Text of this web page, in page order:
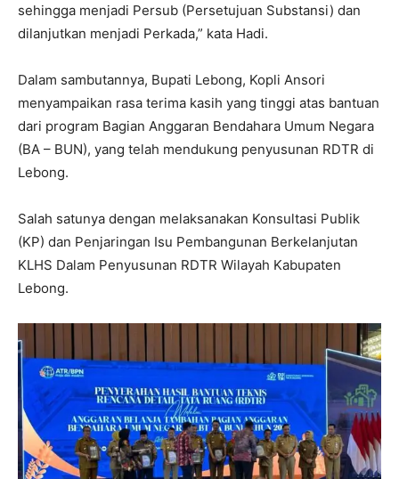
sehingga menjadi Persub (Persetujuan Substansi) dan
dilanjutkan menjadi Perkada,” kata Hadi.
Dalam sambutannya, Bupati Lebong, Kopli Ansori
menyampaikan rasa terima kasih yang tinggi atas bantuan
dari program Bagian Anggaran Bendahara Umum Negara
(BA – BUN), yang telah mendukung penyusunan RDTR di
Lebong.
Salah satunya dengan melaksanakan Konsultasi Publik
(KP) dan Penjaringan Isu Pembangunan Berkelanjutan
KLHS Dalam Penyusunan RDTR Wilayah Kabupaten
Lebong.